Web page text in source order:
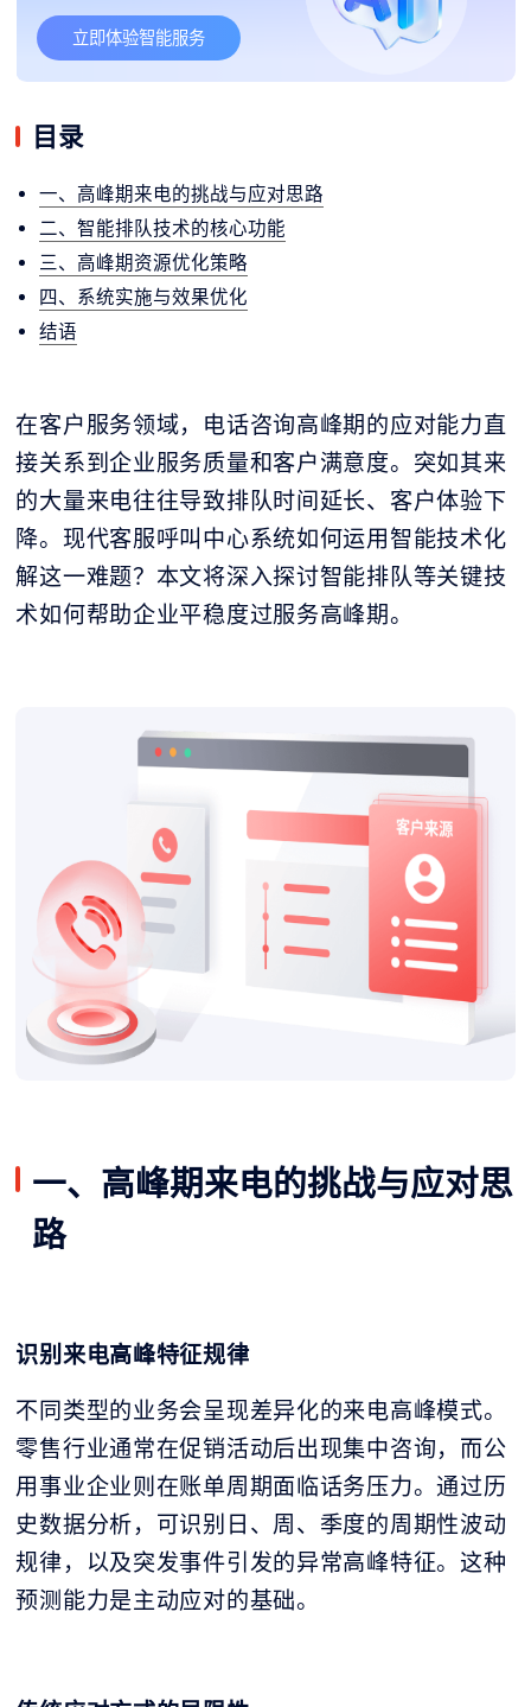
立即体验智能服务
目录
一、高峰期来电的挑战与应对思路
二、智能排队技术的核心功能
三、高峰期资源优化策略
四、系统实施与效果优化
结语
在客户服务领域，电话咨询高峰期的应对能力直
接关系到企业服务质量和客户满意度。突如其来
的大量来电往往导致排队时间延长、客户体验下
降。现代客服呼叫中心系统如何运用智能技术化
解这一难题？本文将深入探讨智能排队等关键技
术如何帮助企业平稳度过服务高峰期。
一、高峰期来电的挑战与应对思
路
识别来电高峰特征规律
不同类型的业务会呈现差异化的来电高峰模式。
零售行业通常在促销活动后出现集中咨询，而公
用事业企业则在账单周期面临话务压力。通过历
史数据分析，可识别日、周、季度的周期性波动
规律，以及突发事件引发的异常高峰特征。这种
预测能力是主动应对的基础。